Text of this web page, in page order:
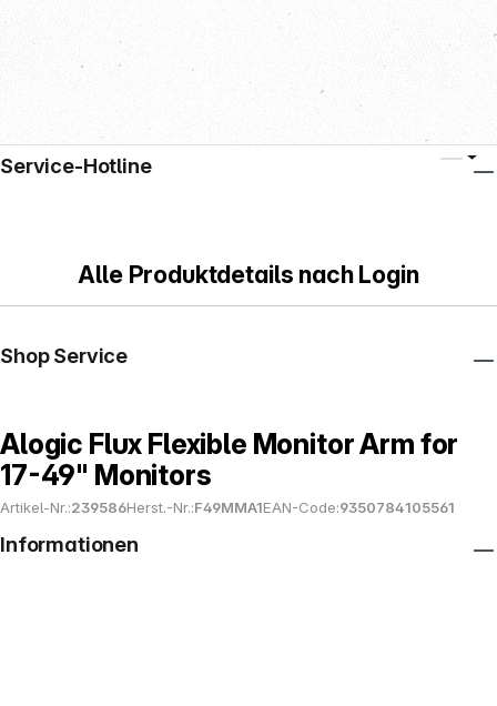
Alle Produktdetails nach Login
Alogic Flux Flexible Monitor Arm for
17-49" Monitors
Artikel-Nr.:239586Herst.-Nr.:F49MMA1EAN-Code:9350784105561
Service-Hotline
Shop Service
Informationen